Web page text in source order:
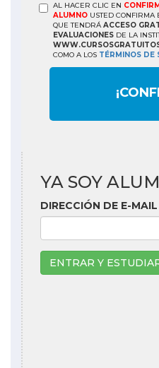
AL HACER CLIC EN
ALUMNO USTED CONFIRMA
QUE TENDRÁ ACCESO
EVALUACIONES DE LA
COMO A LOS TÉRMINOS DE
YA SOY
DIRECCIÓN DE E-MAIL
ENTRAR Y